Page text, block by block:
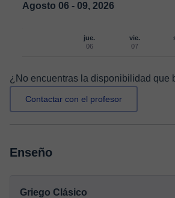
Agosto 06 - 09, 2026
jue.
06
vie.
07
¿No encuentras la disponibilidad que
Contactar con el profesor
Enseño
Griego Clásico